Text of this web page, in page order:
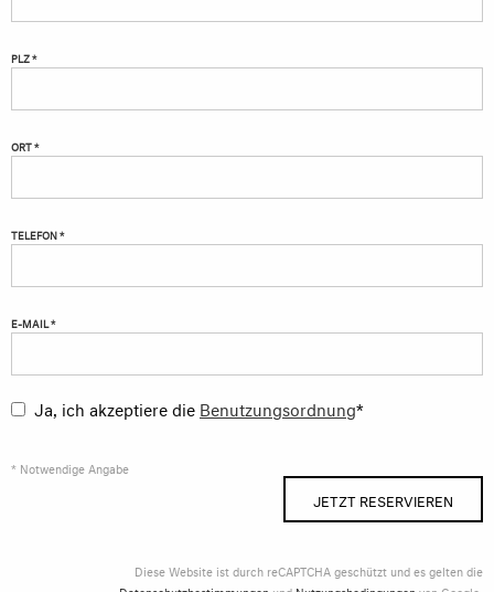
PLZ *
ORT *
TELEFON *
E-MAIL *
Ja, ich akzeptiere die Benutzungsordnung*
* Notwendige Angabe
JETZT RESERVIEREN
Diese Website ist durch reCAPTCHA geschützt und es gelten die